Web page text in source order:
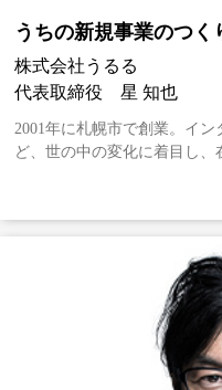
うちの新規事業のつ
株式会社うるる
代表取締役 星 知也
2001年に札幌市で創業。イ
ど、世の中の変化に着目し、